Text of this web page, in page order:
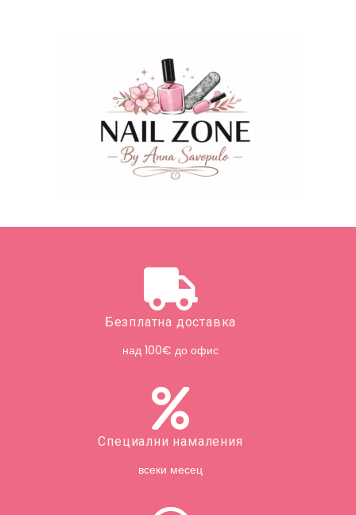
Безплатна доставка
над 100€ до офис
Специални намаления
всеки месец